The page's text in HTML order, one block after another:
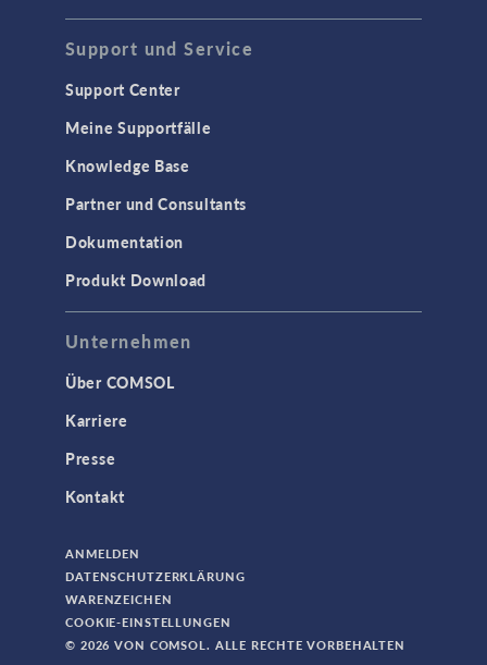
WISSENSCHAFT AKTUELL
TAGS
3D-Druck
AC/DC Module
Acoustics Module
Ausgewählte Wissenschaftler
Battery Design Module
Bioengineering
CFD Module
Chemical Reaction Engineering Module
Corrosion Module
Electrochemistry Module
Fuel Cell & Electrolyzer Module
Geomechanics Module
Granular Flow Module
Support und Service
Support Center
Meine Supportfälle
Knowledge Base
Partner und Consultants
Dokumentation
Produkt Download
Unternehmen
Über COMSOL
Karriere
Presse
Kontakt
ANMELDEN
DATENSCHUTZERKLÄRUNG
WARENZEICHEN
COOKIE-EINSTELLUNGEN
© 2026 VON COMSOL. ALLE RECHTE VORBEHALTEN